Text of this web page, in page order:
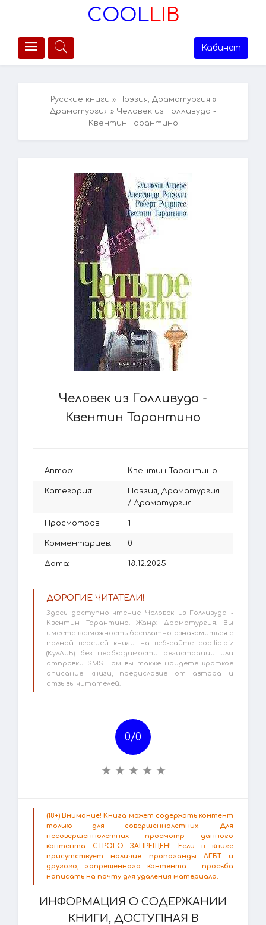
COOLLIB
Кабинет
Русские книги » Поэзия, Драматургия »
Драматургия » Человек из Голливуда -
Квентин Тарантино
Человек из Голливуда -
Квентин Тарантино
Автор: Квентин Тарантино
Категория:
Поэзия, Драматургия
/ Драматургия
Просмотров: 1
Комментариев: 0
Дата: 18.12.2025
ДОРОГИЕ ЧИТАТЕЛИ!
Здесь доступно чтение Человек из Голливуда -
Квентин Тарантино. Жанр: Драматургия. Вы
имеете возможность бесплатно ознакомиться с
полной версией книги на веб-сайте coollib.biz
(КулЛиБ) без необходимости регистрации или
отправки SMS. Там вы также найдете краткое
описание книги, предисловие от автора и
отзывы читателей.
0/0
(18+) Внимание! Книга может содержать контент
только для совершеннолетних. Для
несовершеннолетних просмотр данного
контента СТРОГО ЗАПРЕЩЕН! Если в книге
присутствует наличие пропаганды ЛГБТ и
другого, запрещенного контента - просьба
написать на почту для удаления материала.
ИНФОРМАЦИЯ О СОДЕРЖАНИИ
КНИГИ, ДОСТУПНАЯ В